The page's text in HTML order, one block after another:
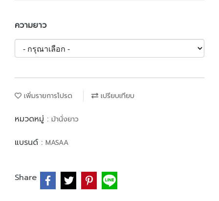
ความยาว
เพิ่มรายการโปรด เปรียบเทียบ
หมวดหมู่ : ม้านั่งยาว
แบรนด์ : MASAA
Share